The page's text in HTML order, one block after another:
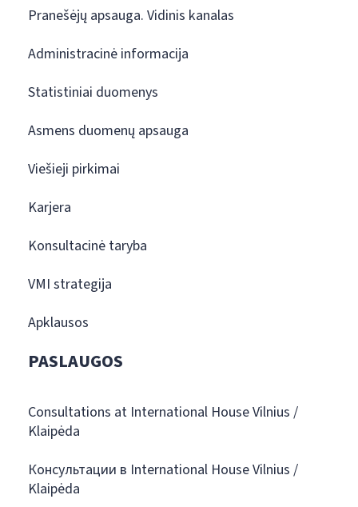
Pranešėjų apsauga. Vidinis kanalas
Administracinė informacija
Statistiniai duomenys
Asmens duomenų apsauga
Viešieji pirkimai
Karjera
Konsultacinė taryba
VMI strategija
Apklausos
PASLAUGOS
Consultations at International House Vilnius /
Klaipėda
Консультации в International House Vilnius /
Klaipėda